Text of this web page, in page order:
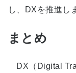
し、DXを推進し
まとめ
DX（Digital